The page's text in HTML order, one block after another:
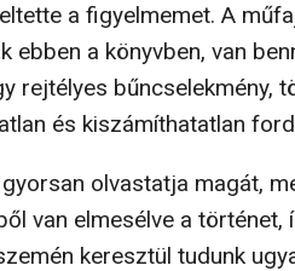
a figyelmemet. A
ebben a könyvben, van
rejtélyes bűncselekmény,
és kiszámíthatatlan
gyorsan olvastatja magát,
van elmesélve a történet,
keresztül tudunk